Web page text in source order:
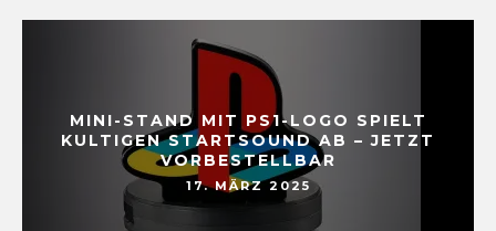
MINI-STAND MIT PS1-LOGO SPIELT
KULTIGEN STARTSOUND AB – JETZT
VORBESTELLBAR
17. MÄRZ 2025